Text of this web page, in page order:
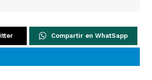
Compartir en WhatSapp